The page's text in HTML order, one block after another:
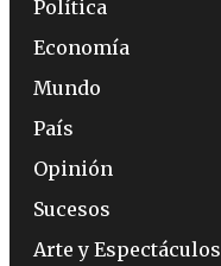
Política
Economía
Mundo
País
Opinión
Sucesos
Arte y Espectáculos